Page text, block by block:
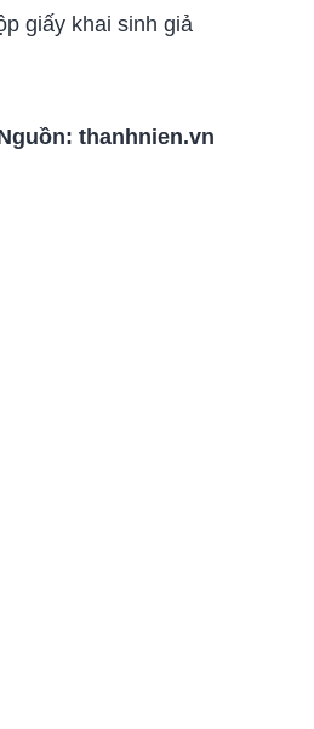
giấy khai sinh giả
thanhnien.vn